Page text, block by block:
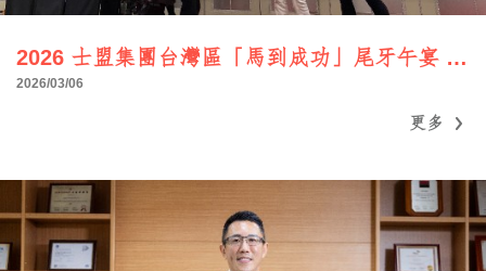
2026 士盟集團台灣區「馬到成功」尾牙午宴 圓滿落幕
2026/03/06
更多
更多